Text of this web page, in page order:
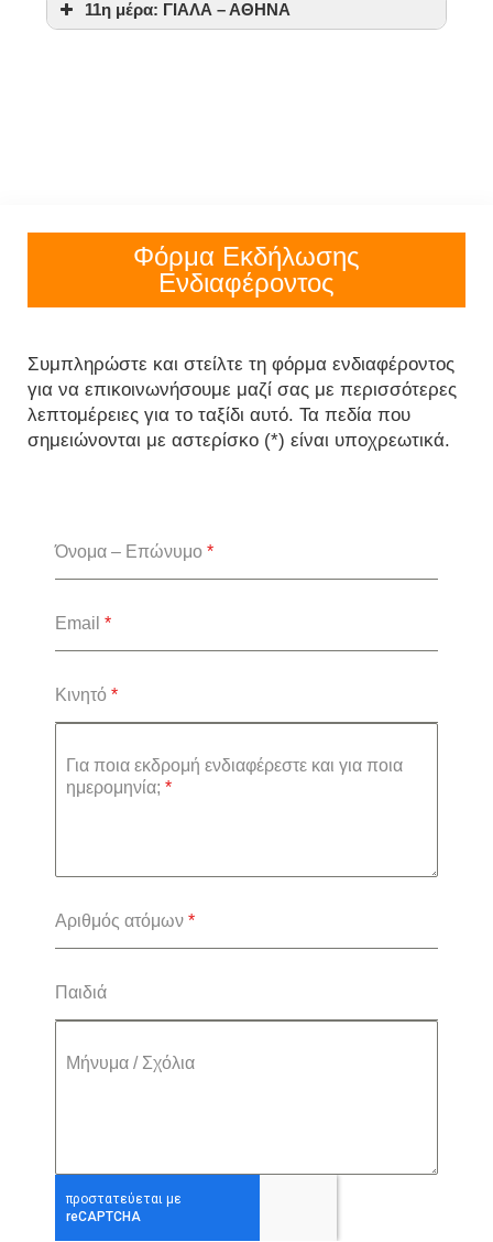
11η μέρα: ΓΙΑΛΑ – ΑΘΗΝΑ
Φόρμα Εκδήλωσης
Ενδιαφέροντος
Συμπληρώστε και στείλτε τη φόρμα ενδιαφέροντος
για να επικοινωνήσουμε μαζί σας με περισσότερες
λεπτομέρειες για το ταξίδι αυτό. Τα πεδία που
σημειώνονται με αστερίσκο (*) είναι υποχρεωτικά.
Όνομα – Επώνυμο *
Email *
Κινητό *
Για ποια εκδρομή ενδιαφέρεστε και για ποια
ημερομηνία; *
Αριθμός ατόμων *
Παιδιά
Μήνυμα / Σχόλια